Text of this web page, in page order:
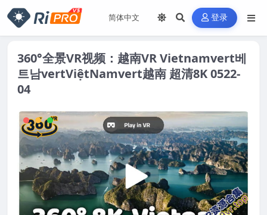
登录
360°全景VR视频：越南VR Vietnamvert베
트남vertViệtNamvert越南 超清8K 0522-
04